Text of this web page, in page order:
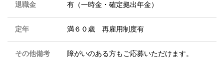
退職金 有（一時金・確定拠出年金）
定年 満６０歳 再雇用制度有
その他備考 障がいのある方もご応募いただけます。